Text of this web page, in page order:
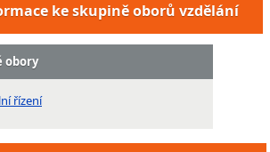
ke skupině oborů vzdělání
obory
řízení